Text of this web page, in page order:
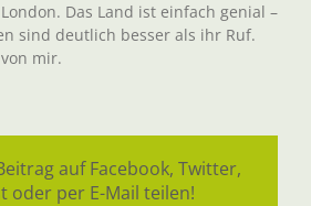
Das Land ist einfach genial –
sind deutlich besser als ihr Ruf.
mir.
auf Facebook, Twitter,
oder per E-Mail teilen!